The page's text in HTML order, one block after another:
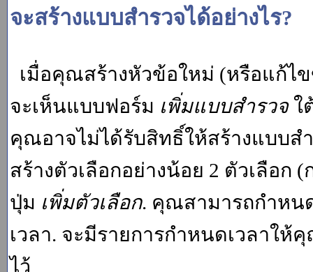
จะสร้างแบบสำรวจได้อย่างไร?
เมื่อคุณสร้างหัวข้อใหม่ (หรือแก้
จะเห็นแบบฟอร์ม เพิ่มแบบสำรวจใ
คุณอาจไม่ได้รับสิทธิ์ให้สร้างแบบส
สร้างตัวเลือกอย่างน้อย 2 ตัวเลือก
ปุ่ม เพิ่มตัวเลือก. คุณสามารถกำหน
เวลา. จะมีรายการกำหนดเวลาให้
ไว้